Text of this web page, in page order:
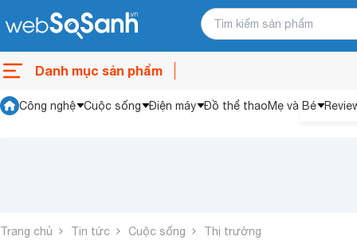
Danh mục sản phẩm
Công nghệ Cuộc sống Điện máy Đồ thể thaoMẹ và Bé
Trang chủ Tin tức Cuộc sống Thị trường